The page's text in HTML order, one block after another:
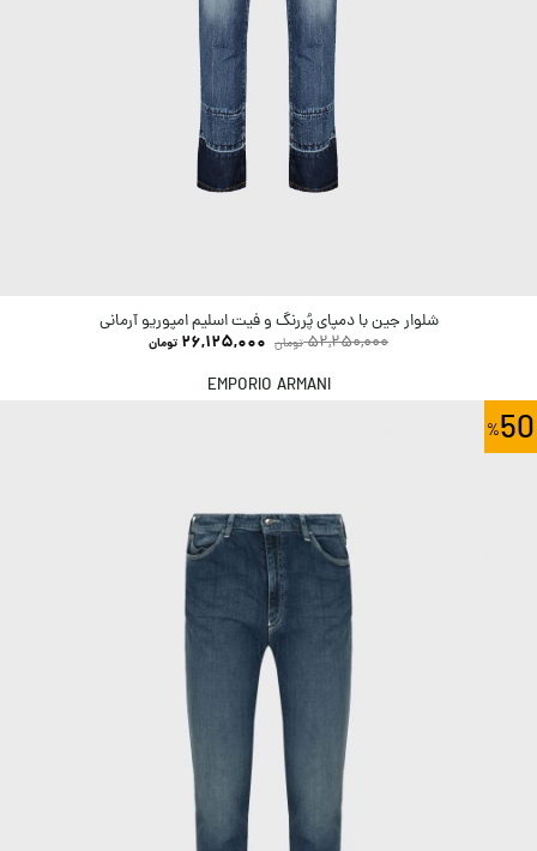
شلوار جین با دمپای پُررنگ و فیت اسلیم امپوریو آرمانی
52,250,000 تومان 26,125,000 تومان
EMPORIO ARMANI
50